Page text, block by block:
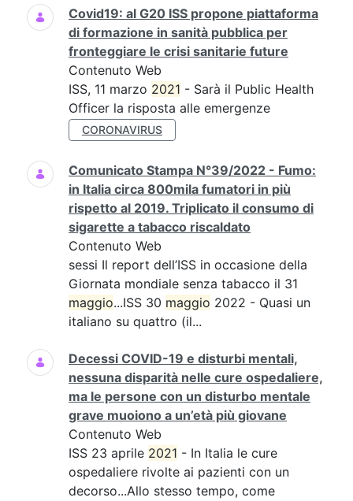
Covid19: al G20 ISS propone piattaforma
di formazione in sanità pubblica per
fronteggiare le crisi sanitarie future
Contenuto Web
ISS, 11 marzo 2021 - Sarà il Public Health
Officer la risposta alle emergenze
CORONAVIRUS
Comunicato Stampa N°39/2022 - Fumo:
in Italia circa 800mila fumatori in più
rispetto al 2019. Triplicato il consumo di
sigarette a tabacco riscaldato
Contenuto Web
sessi Il report dell’ISS in occasione della
Giornata mondiale senza tabacco il 31
maggio...ISS 30 maggio 2022 - Quasi un
italiano su quattro (il...
Decessi COVID-19 e disturbi mentali,
nessuna disparità nelle cure ospedaliere,
ma le persone con un disturbo mentale
grave muoiono a un’età più giovane
Contenuto Web
ISS 23 aprile 2021 - In Italia le cure
ospedaliere rivolte ai pazienti con un
decorso...Allo stesso tempo, come